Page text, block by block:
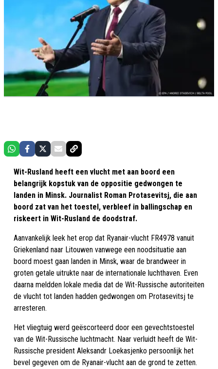
Wit-Rusland heeft een vlucht met aan boord een
belangrijk kopstuk van de oppositie gedwongen te
landen in Minsk. Journalist Roman Protasevitsj, die aan
boord zat van het toestel, verbleef in ballingschap en
riskeert in Wit-Rusland de doodstraf.
Aanvankelijk leek het erop dat Ryanair-vlucht FR4978 vanuit
Griekenland naar Litouwen vanwege een noodsituatie aan
boord moest gaan landen in Minsk, waar de brandweer in
groten getale uitrukte naar de internationale luchthaven. Even
daarna meldden lokale media dat de Wit-Russische autoriteiten
de vlucht tot landen hadden gedwongen om Protasevitsj te
arresteren.
Het vliegtuig werd geëscorteerd door een gevechtstoestel
van de Wit-Russische luchtmacht. Naar verluidt heeft de Wit-
Russische president Aleksandr Loekasjenko persoonlijk het
bevel gegeven om de Ryanair-vlucht aan de grond te zetten.